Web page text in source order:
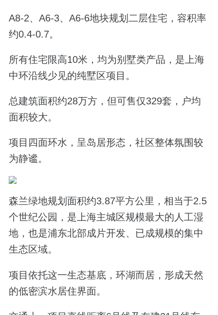
A8-2、A6-3、A6-6地块规划二层住宅，容积率
约0.4-0.7。
所有住宅限高10米，均为别墅类产品，是上海
中环沿线少见的纯墅区项目。
总建筑面积约28万方，但可售仅329套，户均
面积较大。
项目四面环水，呈岛居形态，社区整体氛围较
为静谧。
森兰绿地规划面积约3.87平方公里，相当于2.5
个世纪公园，是上海主城区规模最大的人工湿
地，也是浦东北部成片开发、已成规模的集中
生态区域。
项目依托这一生态基底，环湖而居，形成天然
的低密滨水居住界面。